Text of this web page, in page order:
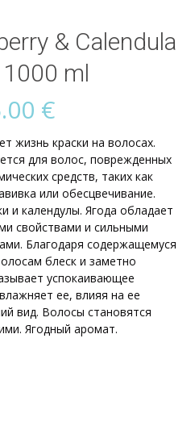
& Calendula
ml
€
жизнь краски на волосах.
для волос, поврежденных
средств, таких как
или обесцвечивание.
и календулы. Ягода обладает
свойствами и сильными
Благодаря содержащемуся
блеск и заметно
успокаивающее
ее, влияя на ее
вид. Волосы становятся
Ягодный аромат.